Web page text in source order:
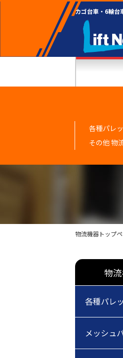
カゴ台車・6輪台
各種パレ
その他 物
物流機器トップ
物
各種パレ
メッシュ